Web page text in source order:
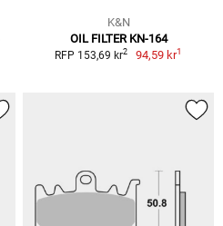
K&N
OIL FILTER KN-164
RFP 153,69 kr2 94,59 kr1